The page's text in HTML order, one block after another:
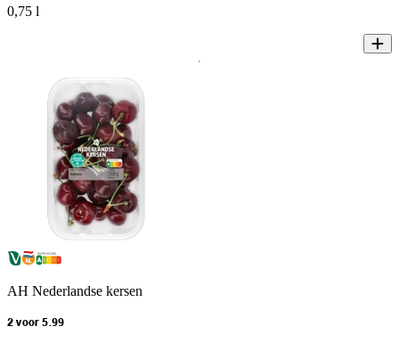
0,75 l
AH Nederlandse kersen
2 voor 5.99